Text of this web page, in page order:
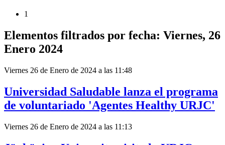
1
Elementos filtrados por fecha: Viernes, 26
Enero 2024
Viernes 26 de Enero de 2024 a las 11:48
Universidad Saludable lanza el programa
de voluntariado 'Agentes Healthy URJC'
Viernes 26 de Enero de 2024 a las 11:13